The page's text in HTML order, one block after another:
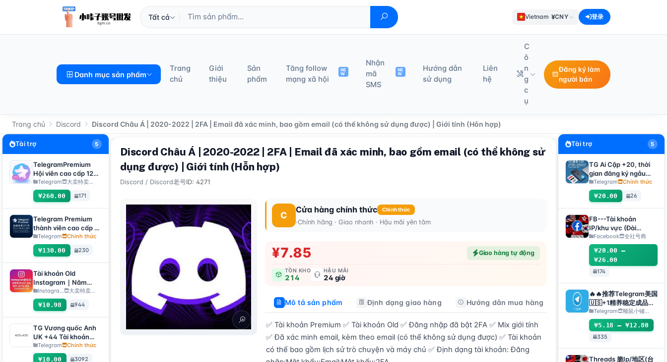
Tất cả Vietnam ·¥CNY 登录
Danh mục sản phẩm
Trang
chủ
Giới
thiệu
Sản
phẩm
Tăng follow
mạng xã hội
NE
W
Nhận
mã
SMS
NE
W
Hướng dẫn
sử dụng
Liên
hệ
C
ô
n
g
c
ụ
Đăng ký làm
người bán
Trang chủ Discord Discord Châu Á | 2020-2022 | 2FA | Email đã xác minh, bao gồm email (có thể không sử dụng được) | Giới tính (Hỗn hợp)
Tài trợ 5
TelegramPremium
Hội viên cao cấp 12
tháng, phương thức
giao hàng: Giao hàng
thủ công liên kết quà
tặng【Lưu ý: Mua
hàng bắt buộc phải
gửi phiếu yêu cầu hỗ
trợ sau bán hàng mới
giao hàng】
Telegram 大卖特卖…
¥260.00 171
Telegram Premium
thành viên cao cấp 3
tháng, phương thức
giao hàng: tự động
gửi liên kết quà tặng
[không phải sản
phẩm tài khoản, sản
phẩm có thể sử dụng
100% (không có dịch
vụ hậu mãi, xem mô
tả sản phẩm để biết
hướng dẫn sử dụng)]
Telegram Chính thức
¥130.00 230
Tài khoản Old
Instagram｜Năm
đăng ký 2012–2020｜
Định dạng: Tên đăng
nhập:Mật
khẩu:2FA:API:IAM【C
hỉ hỗ trợ sử dụng tạm
thời, tất cả kho hàng
đã hoàn thành kiểm
tra hoạt động tự
Instagra... 大卖特卖…
¥10.98 944
TG Vương quốc Anh
UK +44 Tài khoản
mới, thời gian đăng ký
Ngẫu nhiên, có thể
Telegram Chính thức
¥10.00 3092
Discord Châu Á | 2020-2022 | 2FA | Email đã xác minh, bao gồm email (có thể không sử
dụng được) | Giới tính (Hỗn hợp)
Discord / Discord老号ID: 4271
C
Cửa hàng chính thức Chính thức
Chính hãng · Giao nhanh · Hậu mãi yên tâm
¥7.85 Giao hàng tự động
TỒN KHO
214
HẬU MÃI
24 giờ
Mô tả sản phẩm Định dạng giao hàng Hướng dẫn mua hàng Hướng dẫn sau bán hàng
✅ Tài khoản Premium ✅ Tài khoản Old ✅ Đăng nhập đã bật 2FA ✅ Mix giới tính
✅ Đã xác minh email, kèm theo email (có thể không sử dụng được) ✅ Tài khoản
có thể bao gồm lịch sử trò chuyện và máy chủ ✅ Định dạng tài khoản: Đăng
Tài trợ 5
TG Ai Cập +20, thời
gian đăng ký ngẫu
nhiên, có thể nhận
mã xác minh đăng
nhập trực tiếp, hỗ trợ
mọi thiết bị (nhận mã
xác minh + file
tdata/session)🔥
Telegram Chính thức
¥20.00 26
FB---Tài khoản
IP/khu vực (Đài
Loan/Nhật Bản/Hàn
Quốc/Mỹ/Singapore)
Facebook 全社号商
¥20.00 –
¥26.00
174
🔥🔥推荐Telegram美国
🇺🇸+1精养稳定成品号
（包登录成功使用）api
接码手机电脑都可登录 ❗️
使用教程请看详情
Telegram 顺鼠小铺…
¥5.18 – ¥12.80
335
Threads 脆Ip/地区(台